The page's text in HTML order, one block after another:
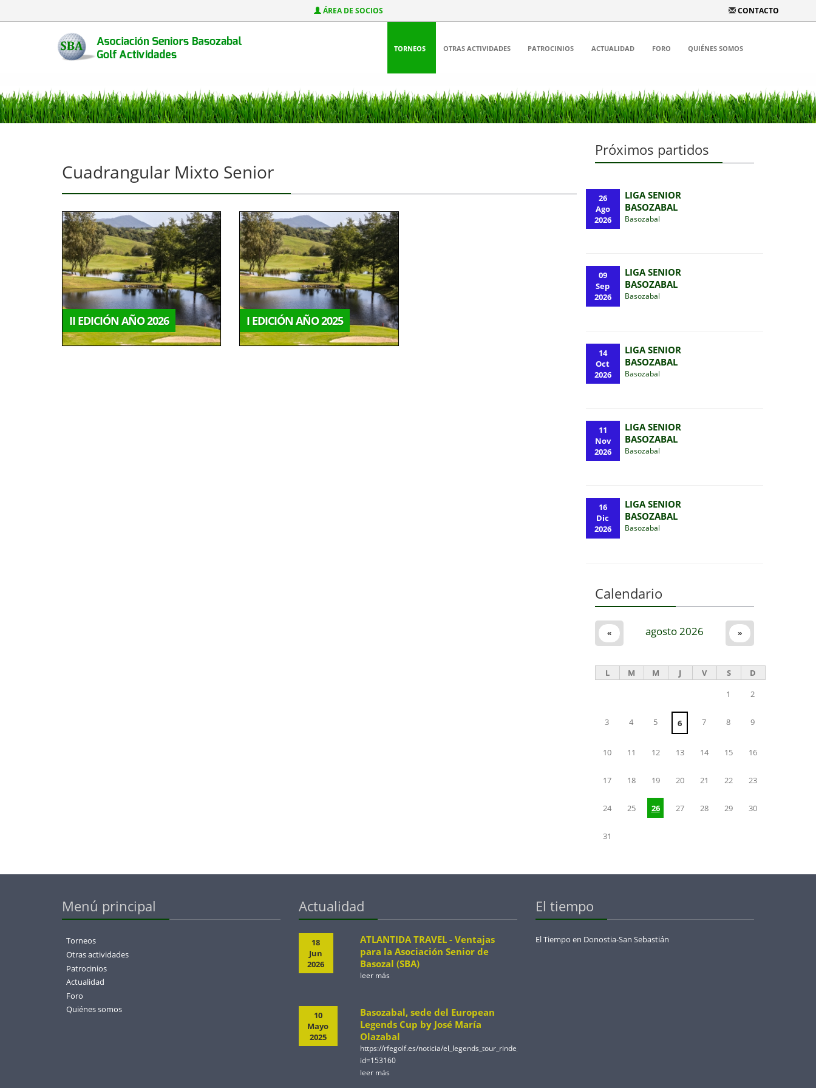
ÁREA DE SOCIOS CONTACTO
TORNEOS OTRAS ACTIVIDADES PATROCINIOS ACTUALIDAD FORO QUIÉNES SOMOS
Cuadrangular Mixto Senior
II EDICIÓN AÑO 2026 I EDICIÓN AÑO 2025
Próximos partidos
26
Ago
2026
LIGA SENIOR
BASOZABAL
Basozabal
09
Sep
2026
LIGA SENIOR
BASOZABAL
Basozabal
14
Oct
2026
LIGA SENIOR
BASOZABAL
Basozabal
11
Nov
2026
LIGA SENIOR
BASOZABAL
Basozabal
16
Dic
2026
LIGA SENIOR
BASOZABAL
Basozabal
Calendario
agosto 2026
« »
L M M J V S
D
1
2
3 4 5 6 7 8 9
10 11 12 13 14 15 16
17 18 19 20 21 22 23
24 25 26 27 28 29 30
31
Menú principal
Torneos
Otras actividades
Patrocinios
Actualidad
Foro
Quiénes somos
Actualidad
18
Jun
2026
ATLANTIDA TRAVEL - Ventajas
para la Asociación Senior de
Basozal (SBA)
leer más
10
Mayo
2025
Basozabal, sede del European
Legends Cup by José María
Olazabal
https://rfegolf.es/noticia/
id=153160
leer más
El tiempo
El Tiempo en Donostia-San Sebastián